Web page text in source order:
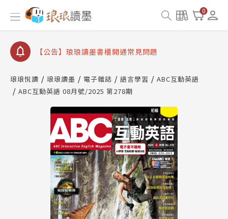
0
【公告】因 Readmoo 讀墨系統維護中，本站同步暫
停部分閱讀服務
【公告】琅琅讀墨數位閱讀資產合併與書櫃開通申請
【公告】琅琅讀墨書櫃開通常見問題
請圖文教學
【公告】琅琅書店服務升級重要說明及資產合併結果
查詢
【公告】因 Readmoo 讀墨系統維護中，本站同步暫
停部分閱讀服務
琅琅悅讀 琅琅讀墨 電子雜誌 語言學習
ABC互動英語
ABC互動英語 08月號/2025 第278期